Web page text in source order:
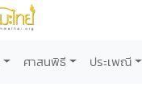
ศาสนพิธี ประเพณี